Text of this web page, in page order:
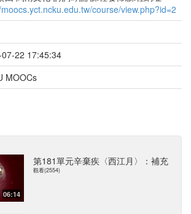
course/view.php?id=2
22 17:45:34
MOOCs
06:14
第181單元辛棄疾〈西江月〉：補充
觀看(2554)